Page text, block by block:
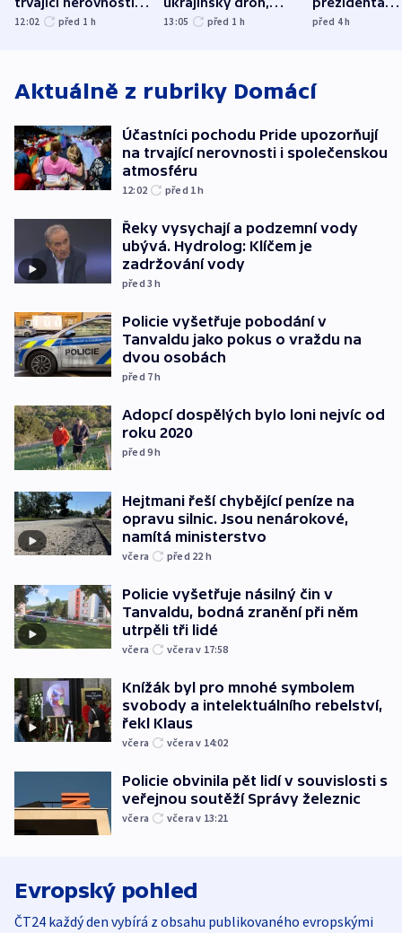
společenskou
12:02 před 1 h
explodoval kilometr
13:05 před 1 h
bývalého
před 4h
Aktuálně z rubriky Domácí
Účastníci pochodu Pride upozorňují
na trvající nerovnosti i společenskou
atmosféru
12:02 před 1h
Řeky vysychají a podzemní vody
ubývá. Hydrolog: Klíčem je
zadržování vody
před 3h
Policie vyšetřuje pobodání v
Tanvaldu jako pokus o vraždu na
dvou osobách
před 7h
Adopcí dospělých bylo loni nejvíc od
roku 2020
před 9h
Hejtmani řeší chybějící peníze na
opravu silnic. Jsou nenárokové,
namítá ministerstvo
včera před 22 h
Policie vyšetřuje násilný čin v
Tanvaldu, bodná zranění při něm
utrpěli tři lidé
včera včera v 17:58
Knížák byl pro mnohé symbolem
svobody a intelektuálního rebelství,
řekl Klaus
včera včera v 14:02
Policie obvinila pět lidí v souvislosti s
veřejnou soutěží Správy železnic
včera včera v 13:21
Evropský pohled
ČT24 každý den vybírá z obsahu publikovaného evropskými